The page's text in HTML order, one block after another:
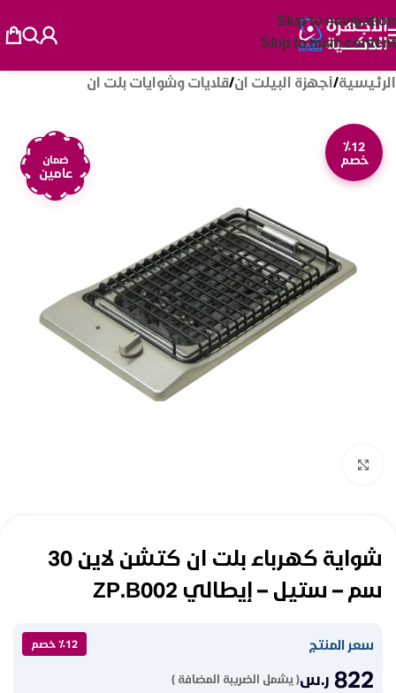
Skip to navigation
Skip to main content
الرئيسية/أجهزة البيلت ان/قلايات وشوايات بلت ان
٪12
خصم
ضمان
عامين
شواية كهرباء بلت ان كتشن لاين 30
سم – ستيل – إيطالي ZP.B002
سعر المنتج ٪12 خصم
822 ر.س( يشمل الضريبة المضافة )